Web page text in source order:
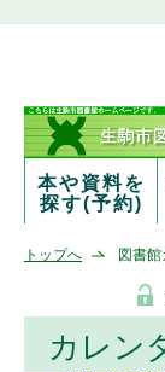
本や資料を
探す(予約)
トップへ 図書館
カレン